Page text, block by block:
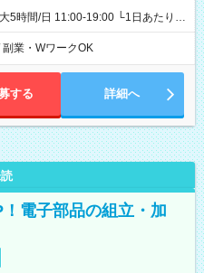
5時間/日 11:00-19:00 └1日あたりの
時間帯内であれば、いつでも勤務可
お好きな曜日でご勤務いただけま
由な働き方が可能なお仕事です！
業・WワークOK
する 詳細へ
電子部品の組立・加